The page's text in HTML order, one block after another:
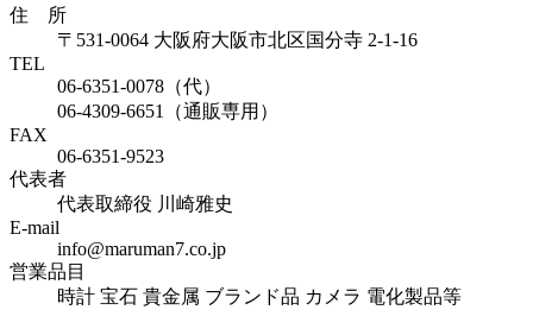
住 所
〒531-0064 大阪府大阪市北区国分寺 2-1-16
TEL
06-6351-0078（代）
06-4309-6651（通販専用）
FAX
06-6351-9523
代表者
代表取締役 川崎雅史
E-mail
info@maruman7.co.jp
営業品目
時計 宝石 貴金属 ブランド品 カメラ 電化製品等